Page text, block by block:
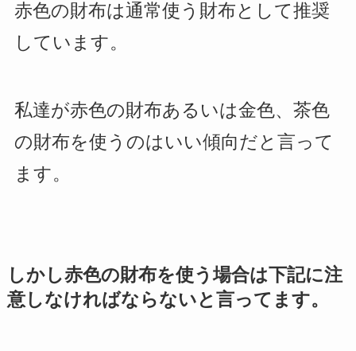
赤色の財布は通常使う財布として推奨
しています。
私達が赤色の財布あるいは金色、茶色
の財布を使うのはいい傾向だと言って
ます。
しかし赤色の財布を使う場合は下記に注
意しなければならないと言ってます。